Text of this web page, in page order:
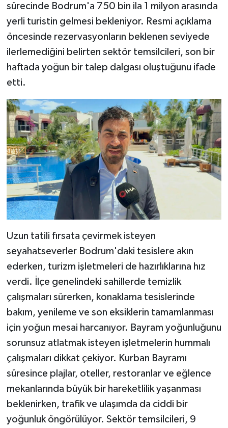
sürecinde Bodrum'a 750 bin ila 1 milyon arasında
yerli turistin gelmesi bekleniyor. Resmi açıklama
öncesinde rezervasyonların beklenen seviyede
ilerlemediğini belirten sektör temsilcileri, son bir
haftada yoğun bir talep dalgası oluştuğunu ifade
etti.
Uzun tatili fırsata çevirmek isteyen
seyahatseverler Bodrum'daki tesislere akın
ederken, turizm işletmeleri de hazırlıklarına hız
verdi. İlçe genelindeki sahillerde temizlik
çalışmaları sürerken, konaklama tesislerinde
bakım, yenileme ve son eksiklerin tamamlanması
için yoğun mesai harcanıyor. Bayram yoğunluğunu
sorunsuz atlatmak isteyen işletmelerin hummalı
çalışmaları dikkat çekiyor. Kurban Bayramı
süresince plajlar, oteller, restoranlar ve eğlence
mekanlarında büyük bir hareketlilik yaşanması
beklenirken, trafik ve ulaşımda da ciddi bir
yoğunluk öngörülüyor. Sektör temsilcileri, 9